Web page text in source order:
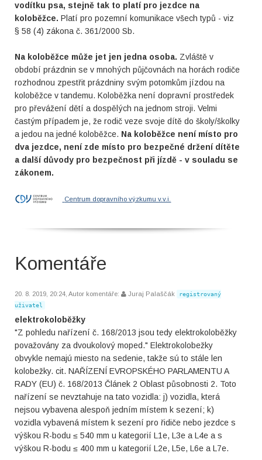
vodítku psa, stejně tak to platí pro jezdce na
koloběžce. Platí pro pozemní komunikace všech typů - viz
§ 58 (4) zákona č. 361/2000 Sb.
Na koloběžce může jet jen jedna osoba. Zvláště v
období prázdnin se v mnohých půjčovnách na horách rodiče
rozhodnou zpestřit prázdniny svým potomkům jízdou na
koloběžce v tandemu. Koloběžka není dopravní prostředek
pro převážení dětí a dospělých na jednom stroji. Velmi
častým případem je, že rodič veze svoje dítě do školy/školky
a jedou na jedné koloběžce. Na koloběžce není místo pro
dva jezdce, není zde místo pro bezpečné držení dítěte
a další důvody pro bezpečnost při jízdě - v souladu se
zákonem.
Centrum dopravního výzkumu v.v.i.
Komentáře
20. 8. 2019, 20:24, Autor komentáře: Juraj Palaščák
registrovaný
uživatel
elektrokoloběžky
"Z pohledu nařízení č. 168/2013 jsou tedy elektrokoloběžky
považovány za dvoukolový moped." Elektrokolobežky
obvykle nemajú miesto na sedenie, takže sú to stále len
kolobežky. cit. NAŘÍZENÍ EVROPSKÉHO PARLAMENTU A
RADY (EU) č. 168/2013 Článek 2 Oblast působnosti 2. Toto
nařízení se nevztahuje na tato vozidla: j) vozidla, která
nejsou vybavena alespoň jedním místem k sezení; k)
vozidla vybavená místem k sezení pro řidiče nebo jezdce s
výškou R-bodu ≤ 540 mm u kategorií L1e, L3e a L4e a s
výškou R-bodu ≤ 400 mm u kategorií L2e, L5e, L6e a L7e.